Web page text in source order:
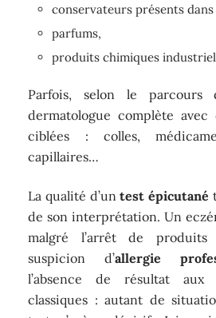
conservateurs présents
parfums,
produits chimiques
Parfois, selon le
dermatologue complète avec
ciblées : colles,
capillaires…
La qualité d’untest épicutané
de son interprétation. Un
malgré l’arrêt de produits
suspicion d’allergie
l’absence de résultat aux
classiques : autant de